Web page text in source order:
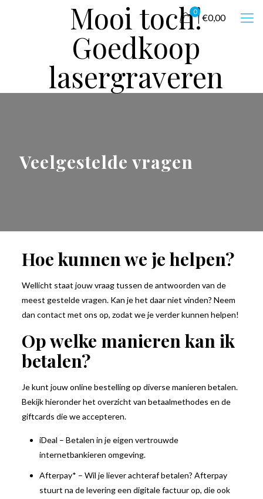
Mooi toch!
Goedkoop
lasergraveren
0
€0,00
Veelgestelde vragen
Hoe kunnen we je helpen?
Wellicht staat jouw vraag tussen de antwoorden van de
meest gestelde vragen. Kan je het daar niet vinden? Neem
dan contact met ons op, zodat we je verder kunnen helpen!
Op welke manieren kan ik
betalen?
Je kunt jouw online bestelling op diverse manieren betalen.
Bekijk hieronder het overzicht van betaalmethodes en de
giftcards die we accepteren.
iDeal – Betalen in je eigen vertrouwde
internetbankieren omgeving.
Afterpay* – Wil je liever achteraf betalen? Afterpay
stuurt na de levering een digitale factuur op, die ook